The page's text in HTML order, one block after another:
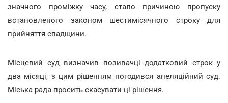
значного проміжку часу, стало причиною пропуску
встановленого законом шестимісячного строку для
прийняття спадщини.
Місцевий суд визначив позивачці додатковий строк у
два місяці, з цим рішенням погодився апеляційний суд.
Міська рада просить скасувати ці рішення.